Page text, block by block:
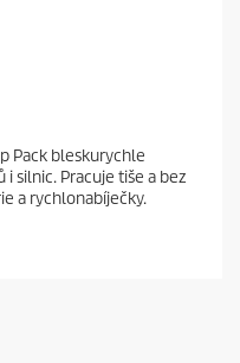
Pack bleskurychle
silnic. Pracuje tiše a bez
a rychlonabíječky.